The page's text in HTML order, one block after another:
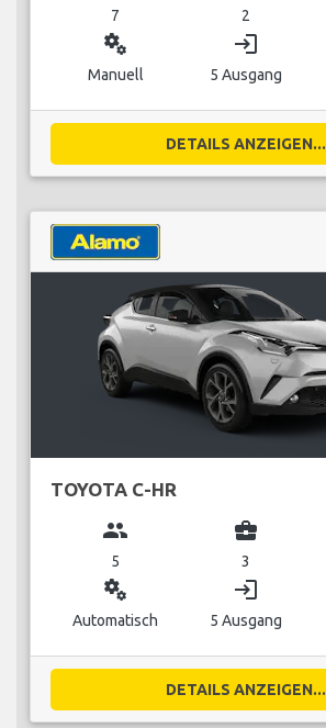
7 2
miscellaneous_services
Manuell
login
5 Ausgang
DETAILS ANZEIGEN...
TOYOTA C-HR
group
5
business_center
3
miscellaneous_services
Automatisch
login
5 Ausgang
DETAILS ANZEIGEN...